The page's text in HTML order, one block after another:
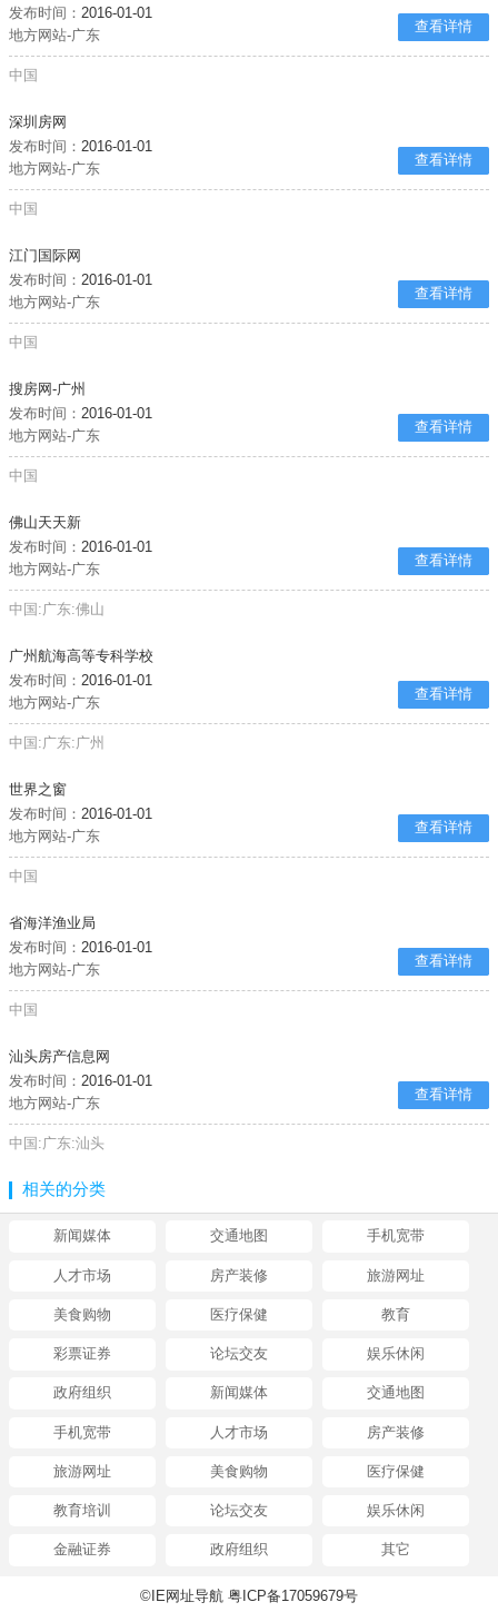
发布时间：2016-01-01
地方网站-广东
查看详情
中国
深圳房网
发布时间：2016-01-01
地方网站-广东
查看详情
中国
江门国际网
发布时间：2016-01-01
地方网站-广东
查看详情
中国
搜房网-广州
发布时间：2016-01-01
地方网站-广东
查看详情
中国
佛山天天新
发布时间：2016-01-01
地方网站-广东
查看详情
中国:广东:佛山
广州航海高等专科学校
发布时间：2016-01-01
地方网站-广东
查看详情
中国:广东:广州
世界之窗
发布时间：2016-01-01
地方网站-广东
查看详情
中国
省海洋渔业局
发布时间：2016-01-01
地方网站-广东
查看详情
中国
汕头房产信息网
发布时间：2016-01-01
地方网站-广东
查看详情
中国:广东:汕头
相关的分类
新闻媒体 交通地图 手机宽带
人才市场 房产装修 旅游网址
美食购物 医疗保健 教育
彩票证券 论坛交友 娱乐休闲
政府组织 新闻媒体 交通地图
手机宽带 人才市场 房产装修
旅游网址 美食购物 医疗保健
教育培训 论坛交友 娱乐休闲
金融证券 政府组织 其它
©IE网址导航 粤ICP备17059679号